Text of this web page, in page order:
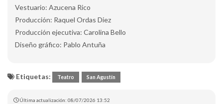
Vestuario: Azucena Rico
Producción: Raquel Ordas Diez
Producción ejecutiva: Carolina Bello
Diseño gráfico: Pablo Antuña
Etiquetas: Teatro San Agustín
Última actualización: 08/07/2026 13:52